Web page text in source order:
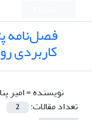
کاربردی
نویسنده =امیر
تعداد مقالات:
2